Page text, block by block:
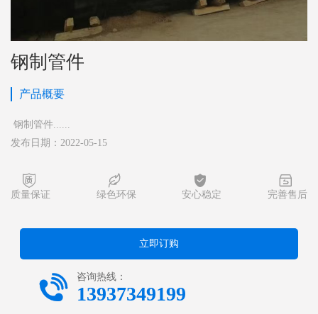
钢制管件
产品概要
钢制管件......
发布日期：2022-05-15

质量保证

绿色环保

安心稳定

完善售后
立即订购
 咨询热线：
13937349199